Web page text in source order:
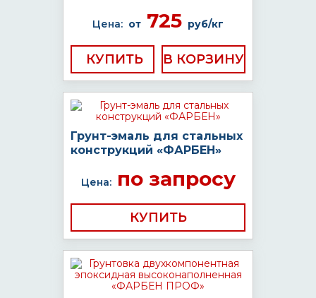
Цена: от 725 руб/кг
КУПИТЬ
Грунт-эмаль для стальных
конструкций «ФАРБЕН»
Цена:по запросу
КУПИТЬ